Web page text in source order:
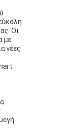
Οι
με
νέες